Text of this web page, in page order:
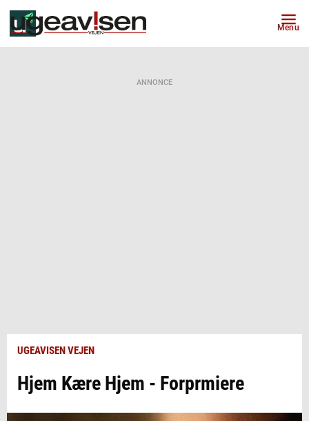
Menu
ANNONCE
UGEAVISEN VEJEN
Hjem Kære Hjem - Forprmiere